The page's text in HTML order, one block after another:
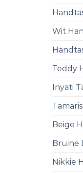
Wit
Teddy
Inyati
Beige
Bruine
Nikkie